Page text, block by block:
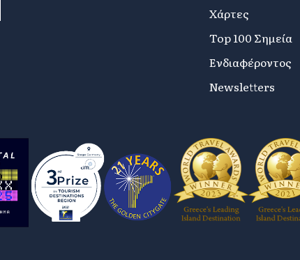
Χάρτες
Top 100 Σημεία
Ενδιαφέροντος
Newsletters